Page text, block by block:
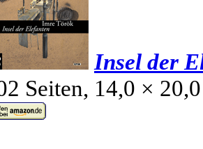
Insel der
Seiten, 14,0 ×